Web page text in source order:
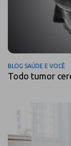
BLOG SAÚDE E VOCÊ
Todo tumor